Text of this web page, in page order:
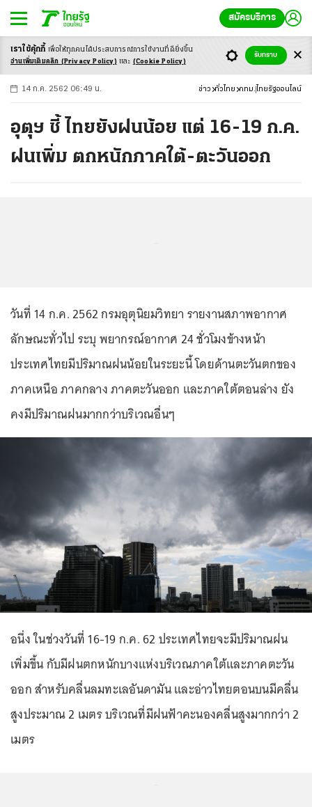
สมัครบริการ
-ก ก ก+
14 ก.ค. 2562 06:49 น. ข่าว ทั่วไทย กทม. ไทยรัฐออนไลน์
อุตุฯ ชี้ ไทยยังฝนน้อย แต่ 16-19 ก.ค.
ฝนเพิ่ม ตกหนักภาคใต้-ตะวันออก
วันที่ 14 ก.ค. 2562 กรมอุตุนิยมวิทยา รายงานสภาพอากาศ
ลักษณะทั่วไป ระบุ พยากรณ์อากาศ 24 ชั่วโมงข้างหน้า
ประเทศไทยมีปริมาณฝนน้อยในระยะนี้ โดยด้านตะวันตกของ
ภาคเหนือ ภาคกลาง ภาคตะวันออก และภาคใต้ตอนล่าง ยัง
คงมีปริมาณฝนมากกว่าบริเวณอื่นๆ
อนึ่ง ในช่วงวันที่ 16-19 ก.ค. 62 ประเทศไทยจะมีปริมาณฝน
เพิ่มขึ้น กับมีฝนตกหนักบางแห่งบริเวณภาคใต้และภาคตะวัน
ออก สำหรับคลื่นลมทะเลอันดามัน และอ่าวไทยตอนบนมีคลื่น
สูงประมาณ 2 เมตร บริเวณที่มีฝนฟ้าคะนองคลื่นสูงมากกว่า 2
เมตร
เราใช้คุ้กกี้ เพื่อให้ทุกคนได้ประสบการณ์การใช้งานที่ดียิ่งขึ้น
อ่านเพิ่มเติมคลิก (Privacy Policy) และ (Cookie Policy)
รับทราบ